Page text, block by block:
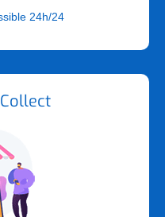
24h/24